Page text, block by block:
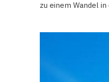
zu einem Wandel